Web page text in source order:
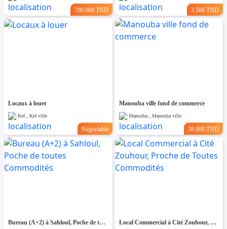
700.000 TND 3.500 TND
Locaux à louer
Kef , Kef ville
Négociable
Manouba ville fond de commerce
Manouba , Manouba ville
38.000 TND
Bureau (A+2) à Sahloul, Poche de toutes Commodités Local Commercial à Cité Zouhour, Proche de Toutes Commodités